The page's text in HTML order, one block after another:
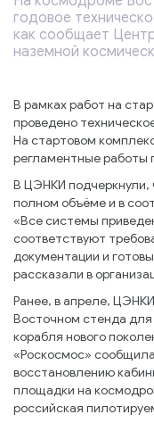
годовое
как сообщает
наземной
В рамках работ на
проведено
На стартовом
регламентные работы
В ЦЭНКИ подчеркнули,
полном объёме и в
«Все системы
соответствуют
документации и
рассказали в
Ранее, в апреле,
Восточном стенда
корабля нового
«Роскосмос»
восстановлению
площадки на
российская